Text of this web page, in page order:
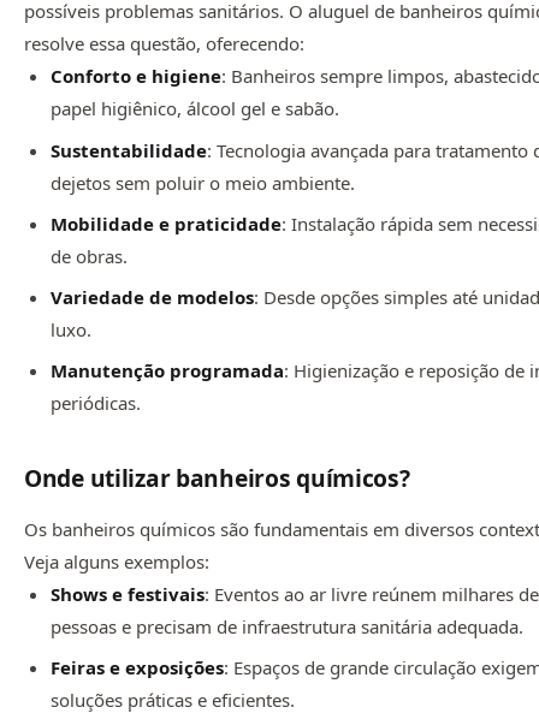
possíveis problemas sanitários. O aluguel de banheiros
resolve essa questão, oferecendo:
Conforto e higiene: Banheiros sempre limpos,
papel higiênico, álcool gel e sabão.
Sustentabilidade: Tecnologia avançada para tratamento
dejetos sem poluir o meio ambiente.
Mobilidade e praticidade: Instalação rápida sem
de obras.
Variedade de modelos: Desde opções simples até
luxo.
Manutenção programada: Higienização e reposição de
periódicas.
Onde utilizar banheiros químicos?
Os banheiros químicos são fundamentais em diversos
Veja alguns exemplos:
Shows e festivais: Eventos ao ar livre reúnem milhares de
pessoas e precisam de infraestrutura sanitária adequada.
Feiras e exposições: Espaços de grande circulação
soluções práticas e eficientes.